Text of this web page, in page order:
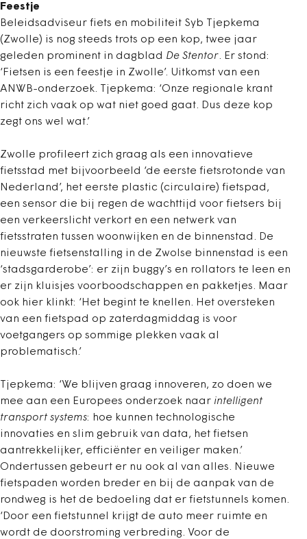
Feestje
Beleidsadviseur fiets en mobiliteit Syb Tjepkema
(Zwolle) is nog steeds trots op een kop, twee jaar
geleden prominent in dagblad De Stentor. Er stond:
‘Fietsen is een feestje in Zwolle’. Uitkomst van een
ANWB-onderzoek. Tjepkema: ‘Onze regionale krant
richt zich vaak op wat niet goed gaat. Dus deze kop
zegt ons wel wat.’
Zwolle profileert zich graag als een innovatieve
fietsstad met bijvoorbeeld ‘de eerste fietsrotonde van
Nederland’, het eerste plastic (circulaire) fietspad,
een sensor die bij regen de wachttijd voor fietsers bij
een verkeerslicht verkort en een netwerk van
fietsstraten tussen woonwijken en de binnenstad. De
nieuwste fietsenstalling in de Zwolse binnenstad is een
‘stadsgarderobe’: er zijn buggy’s en rollators te leen en
er zijn kluisjes voorboodschappen en pakketjes. Maar
ook hier klinkt: ‘Het begint te knellen. Het oversteken
van een fietspad op zaterdagmiddag is voor
voetgangers op sommige plekken vaak al
problematisch.’
Tjepkema: ‘We blijven graag innoveren, zo doen we
mee aan een Europees onderzoek naar intelligent
transport systems: hoe kunnen technologische
innovaties en slim gebruik van data, het fietsen
aantrekkelijker, efficiënter en veiliger maken.’
Ondertussen gebeurt er nu ook al van alles. Nieuwe
fietspaden worden breder en bij de aanpak van de
rondweg is het de bedoeling dat er fietstunnels komen.
‘Door een fietstunnel krijgt de auto meer ruimte en
wordt de doorstroming verbreding. Voor de